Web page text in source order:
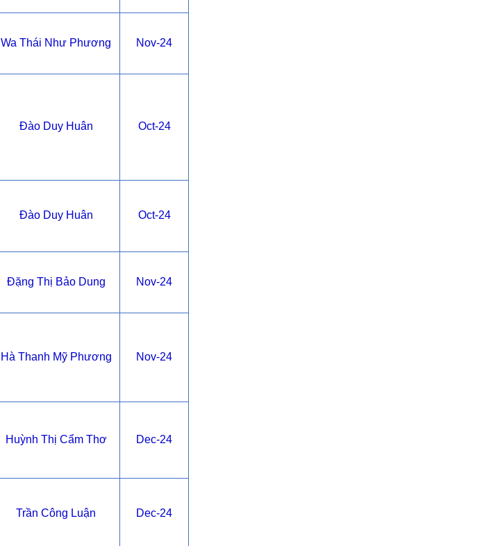
Wa Thái Như Phương Nov-24
Đào Duy Huân Oct-24
Đào Duy Huân Oct-24
Đặng Thị Bảo Dung Nov-24
Hà Thanh Mỹ Phương Nov-24
Huỳnh Thị Cẩm Thơ Dec-24
Trần Công Luận Dec-24